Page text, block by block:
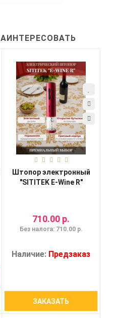
Штопор электронный
"SITITEK E-Wine R"
710.00 р.
Без налога: 710.00 р.
Наличие: Предзаказ
ЗАКАЗАТЬ